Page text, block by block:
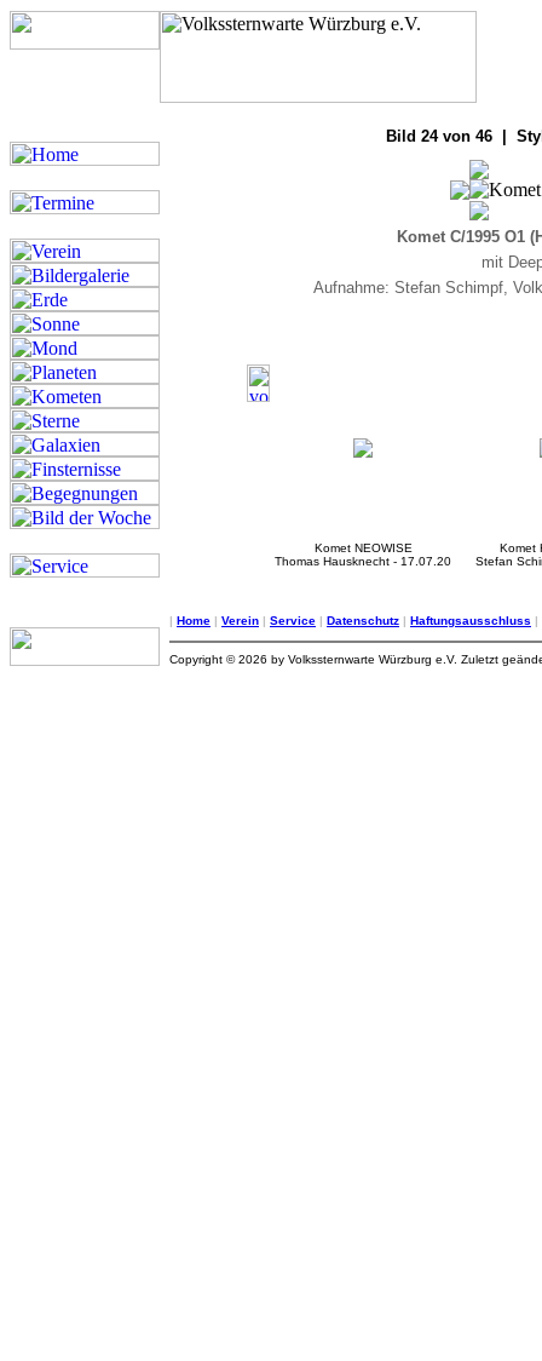
Bild 24 von 46 |
Komet C/1995 O1
mit
Aufnahme: Stefan Schimpf,
Komet NEOWISE
Thomas Hausknecht - 17.07.20
Komet
Stefan
| Home | Verein | Service | Datenschutz | Haftungsausschluss |
Copyright © 2026 by Volkssternwarte Würzburg e.V. Zuletzt